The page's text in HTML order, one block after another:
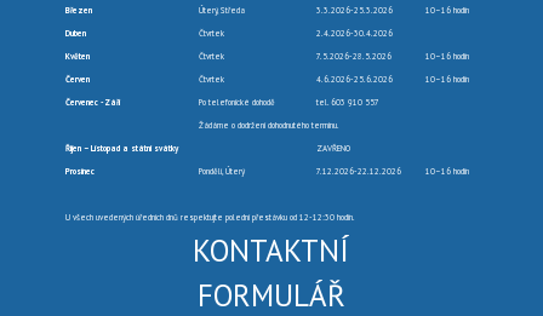
Březen Úterý, Středa 3.3.2026-25.3.2026 10–16 hodin
Duben Čtvrtek 2.4.2026-30.4.2026
Květen Čtvrtek 7.5.2026-28.5.2026 10–16 hodin
Červen Čtvrtek 4.6.2026-25.6.2026 10–16 hodin
Červenec -Září Po telefonické dohodě tel. 603 910 557
Žádáme o dodržení dohodnutého termínu.
Říjen – Listopad a státní svátky ZAVŘENO
Prosinec Pondělí, Úterý 7.12.2026-22.12.2026 10–16 hodin
U všech uvedených úředních dnů respektujte polední přestávku od 12-12:30 hodin.
KONTAKTNÍ
FORMULÁŘ